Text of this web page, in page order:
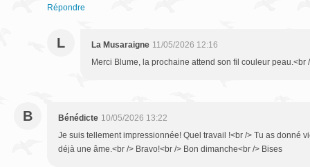
Répondre
L La Musaraigne 11/05/2026 12:16
Merci Blume, la prochaine attend son fil couleur peau.<br
B Bénédicte 10/05/2026 13:22
Je suis tellement impressionnée! Quel travail !<br /> Tu as donné
déjà une âme.<br /> Bravo!<br /> Bon dimanche<br /> Bises